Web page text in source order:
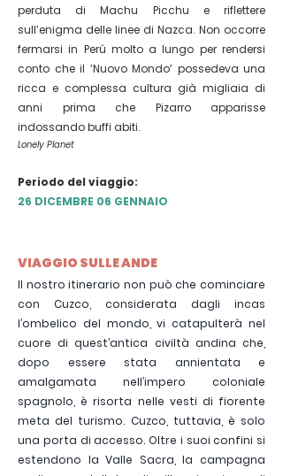
perduta di Machu Picchu e riflettere
sull’enigma delle linee di Nazca. Non occorre
fermarsi in Perú molto a lungo per rendersi
conto che il ’Nuovo Mondo’ possedeva una
ricca e complessa cultura già migliaia di
anni prima che Pizarro apparisse
indossando buffi abiti.
Lonely Planet
Periodo del viaggio:
26 DICEMBRE 06 GENNAIO
VIAGGIO SULLE ANDE
Il nostro itinerario non può che cominciare
con Cuzco, considerata dagli incas
l’ombelico del mondo, vi catapulterà nel
cuore di quest’antica civiltà andina che,
dopo essere stata annientata e
amalgamata nell’impero coloniale
spagnolo, è risorta nelle vesti di fiorente
meta del turismo. Cuzco, tuttavia, è solo
una porta di accesso. Oltre i suoi confini si
estendono la Valle Sacra, la campagna